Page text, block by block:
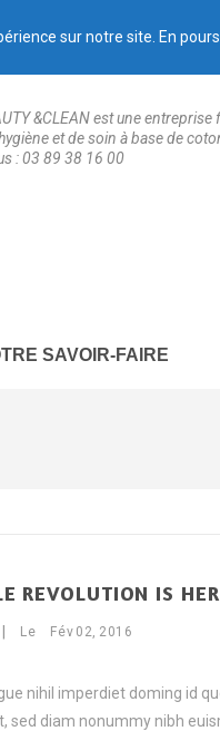
&CLEAN est une
et de soin à base de
: 03 89 38 16 00
SAVOIR-FAIRE
REVOLUTION IS
Le Fév 02, 2016
nihil imperdiet doming id
sed diam nonummy nibh
sur notre site. En